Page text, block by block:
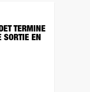
TERMINE
SORTIE EN